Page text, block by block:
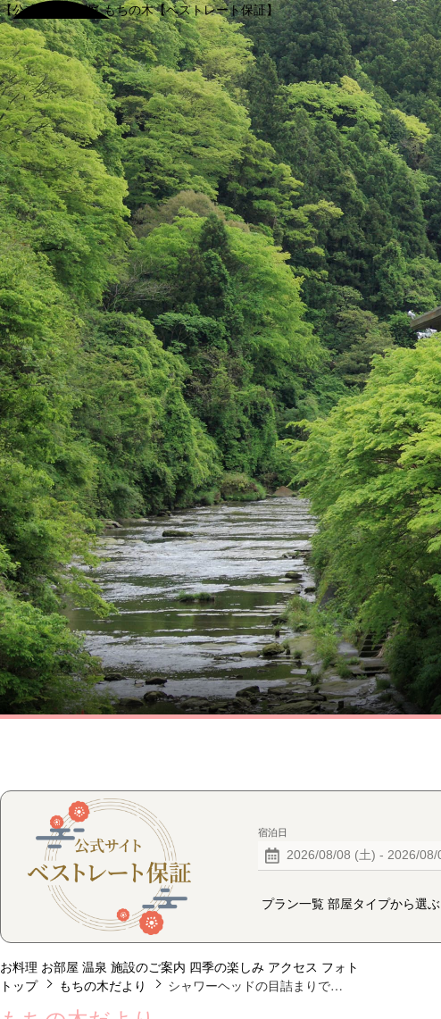
【公式】渓谷別庭 もちの木【ベストレート保証】
宿泊日
プラン一覧 部屋タイプから選ぶ
お料理 お部屋 温泉 施設のご案内 四季の楽しみ アクセス フォト
トップ
もちの木だより シャワーヘッドの目詰まりで…